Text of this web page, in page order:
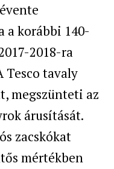
a korábbi 140-
2018-ra
Tesco tavaly
megszünteti az
árusítását.
zacskókat
mértékben